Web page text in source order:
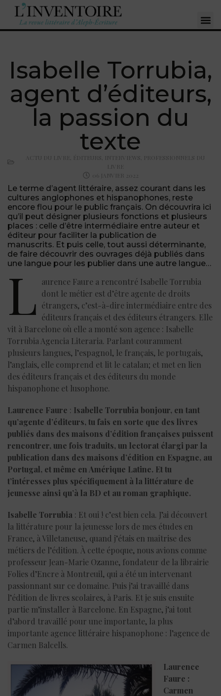
Isabelle Torrubia,
agent d’éditeurs,
la passion du
texte
ACTU DU LIVRE ÉDITEURS INTERVIEWS PROFESSIONNELS DU
LIVRE
06 JANVIER 2022
Le terme d’agent littéraire, assez courant dans les
cultures anglophones et hispanophones, reste
encore flou pour le public français. On découvrira ici
qu’il peut désigner plusieurs fonctions et plusieurs
places : celle d’être intermédiaire entre auteur et
éditeur pour faciliter la publication de
manuscrits. Et puis celle, tout aussi déterminante,
de faire découvrir des ouvrages déjà publiés dans
une langue pour les publier dans une autre langue…
L aurence Faure a rencontré Isabelle Torrubia
dont le métier est d’être agente de droits
étrangers, c’est-à-dire intermédiaire entre des
éditeurs français et des éditeurs étrangers. Elle
vit à Barcelone où elle a monté son agence : Isabelle
Torrubia Agencia Literaria. Parlant couramment
plusieurs langues, l’espagnol, le français, le portugais,
l’anglais, elle comprend et lit le catalan; et met en lien
des éditeurs français et des éditeurs du monde
hispanophone et lusophone.
Laurence Faure : Isabelle Torrubia bonjour, en tant
qu’agente d’éditeurs, tu fais en sorte que des livres
publiés dans des maisons d’édition françaises puissent
rencontrer, une fois traduits, un lectorat élargi par la
publication dans des maisons d’édition en Espagne, au
Portugal, et même en Amérique Latine. Et tu
t’intéresses plus spécifiquement à la littérature de
jeunesse ainsi qu’à la BD et au roman graphique.
Isabelle Torrubia : Et oui ! c’est bien cela. J’ai découvert
la littérature pour la jeunesse lors de mes études en
France, à Villetaneuse, quand j’étais en maîtrise des
métiers de l’édition. À cette époque, nous avions comme
professeur Jean-Marie Ozanne, fondateur de la librairie
Folies d’Encre à Montreuil, qui a été un intervenant
passionnant sur ce domaine. Puis j’ai travaillé dans
l’édition de livres scolaires, à Paris. Et je suis ensuite
partie m’installer à Barcelone. En Espagne, j’ai tout
d’abord travaillé pour une importante, la plus
importante agence littéraire hispanophone : l’agence de
Carmen Balcells.
Laurence
Faure :
Carmen